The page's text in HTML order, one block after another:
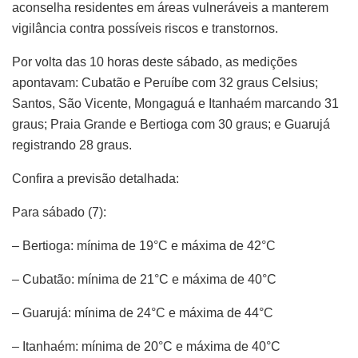
aconselha residentes em áreas vulneráveis a manterem
vigilância contra possíveis riscos e transtornos.
Por volta das 10 horas deste sábado, as medições
apontavam: Cubatão e Peruíbe com 32 graus Celsius;
Santos, São Vicente, Mongaguá e Itanhaém marcando 31
graus; Praia Grande e Bertioga com 30 graus; e Guarujá
registrando 28 graus.
Confira a previsão detalhada:
Para sábado (7):
– Bertioga: mínima de 19°C e máxima de 42°C
– Cubatão: mínima de 21°C e máxima de 40°C
– Guarujá: mínima de 24°C e máxima de 44°C
– Itanhaém: mínima de 20°C e máxima de 40°C